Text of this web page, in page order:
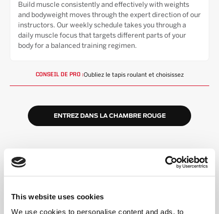
This website uses cookies
We use cookies to personalise content and ads, to
Build muscle consistently and effectively with weights
and bodyweight moves through the expert direction of our
instructors. Our weekly schedule takes you through a
daily muscle focus that targets different parts of your
body for a balanced training regimen.
CONSEIL DE PRO :Oubliez le tapis roulant et choisissez
ENTREZ DANS LA CHAMBRE ROUGE